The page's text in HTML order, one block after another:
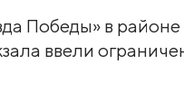
Победы» в районе
ввели